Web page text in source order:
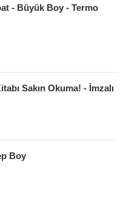
- Büyük Boy - Termo
Sakın Okuma! - İmzalı
Boy